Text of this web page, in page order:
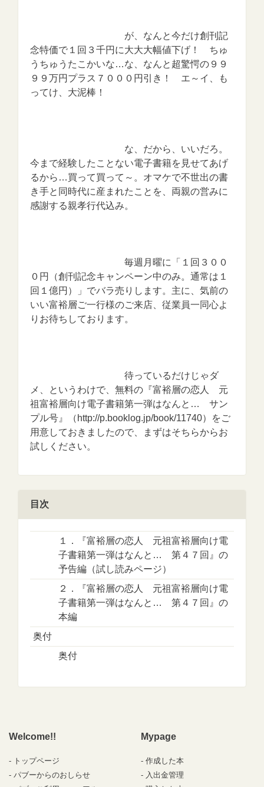
が、なんと今だけ創刊記
念特価で１回３千円に大大大幅値下げ！ ちゅ
うちゅうたこかいな…な、なんと超驚愕の９９
９９万円プラス７０００円引き！ エ～イ、も
ってけ、大泥棒！
な、だから、いいだろ。
今まで経験したことない電子書籍を見せてあげ
るから…買って買って～。オマケで不世出の書
き手と同時代に産まれたことを、両親の営みに
感謝する親孝行代込み。
毎週月曜に「１回３００
０円（創刊記念キャンペーン中のみ。通常は１
回１億円）」でバラ売りします。主に、気前の
いい富裕層ご一行様のご来店、従業員一同心よ
りお待ちしております。
待っているだけじゃダ
メ、というわけで、無料の『富裕層の恋人 元
祖富裕層向け電子書籍第一弾はなんと… サン
プル号』（http://p.booklog.jp/book/11740）をご
用意しておきましたので、まずはそちらからお
試しください。
目次
１．『富裕層の恋人 元祖富裕層向け電
子書籍第一弾はなんと… 第４７回』の
予告編（試し読みページ）
２．『富裕層の恋人 元祖富裕層向け電
子書籍第一弾はなんと… 第４７回』の
本編
奥付
奥付
Welcome!!
トップページ
パブーからのおしらせ
Mypage
作成した本
入出金管理